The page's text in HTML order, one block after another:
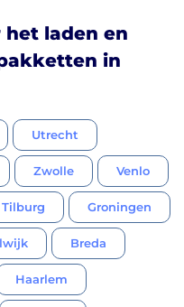
het laden en
in
Utrecht
Zwolle Venlo
Tilburg Groningen
Breda
Haarlem